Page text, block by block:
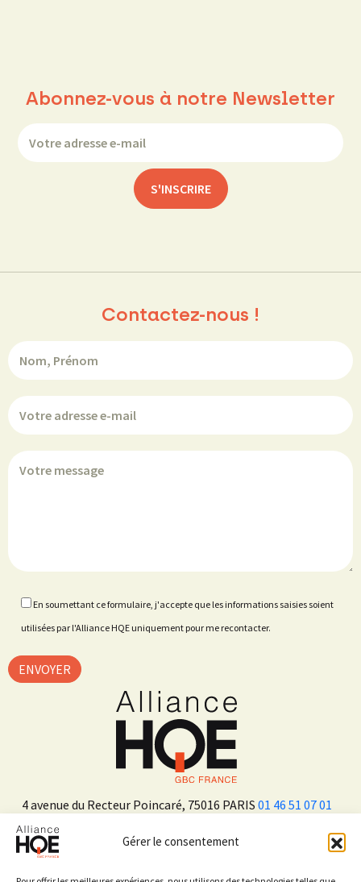
Gérer le consentement
Abonnez-vous à notre Newsletter
4 avenue du Recteur Poincaré, 75016 PARIS 01 46 51 07 01
Contactez-nous !
En soumettant ce formulaire, j'accepte que les informations saisies soient
utilisées par l'Alliance HQE uniquement pour me recontacter.